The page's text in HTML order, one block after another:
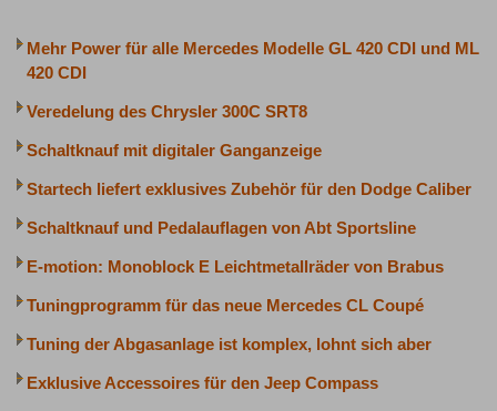
Mehr Power für alle Mercedes Modelle GL 420 CDI und ML
420 CDI
Veredelung des Chrysler 300C SRT8
Schaltknauf mit digitaler Ganganzeige
Startech liefert exklusives Zubehör für den Dodge Caliber
Schaltknauf und Pedalauflagen von Abt Sportsline
E-motion: Monoblock E Leichtmetallräder von Brabus
Tuningprogramm für das neue Mercedes CL Coupé
Tuning der Abgasanlage ist komplex, lohnt sich aber
Exklusive Accessoires für den Jeep Compass